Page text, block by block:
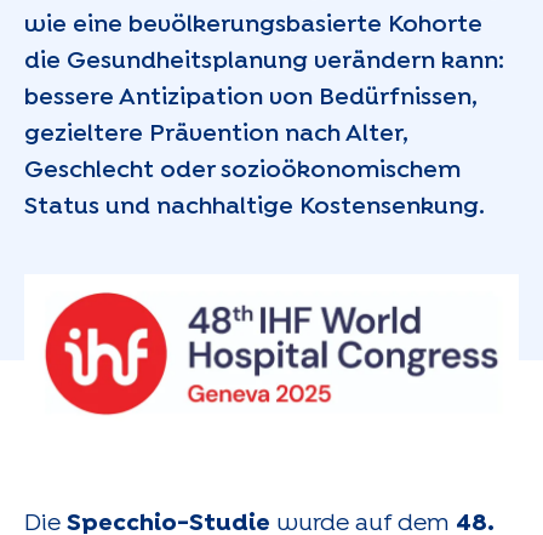
wie eine bevölkerungsbasierte Kohorte
die Gesundheitsplanung verändern kann:
bessere Antizipation von Bedürfnissen,
gezieltere Prävention nach Alter,
Geschlecht oder sozioökonomischem
Status und nachhaltige Kostensenkung.
Die Specchio-Studie wurde auf dem 48.